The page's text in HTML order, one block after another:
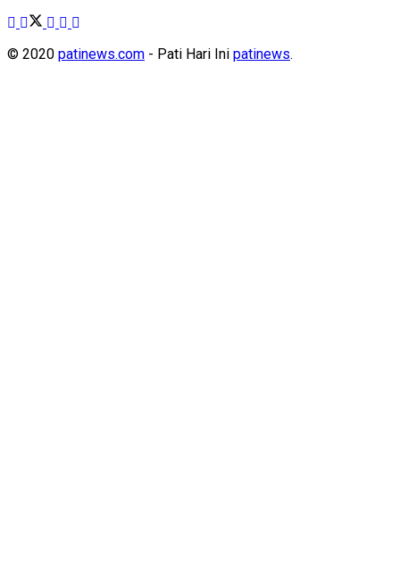
© 2020 patinews.com - Pati Hari Ini patinews.